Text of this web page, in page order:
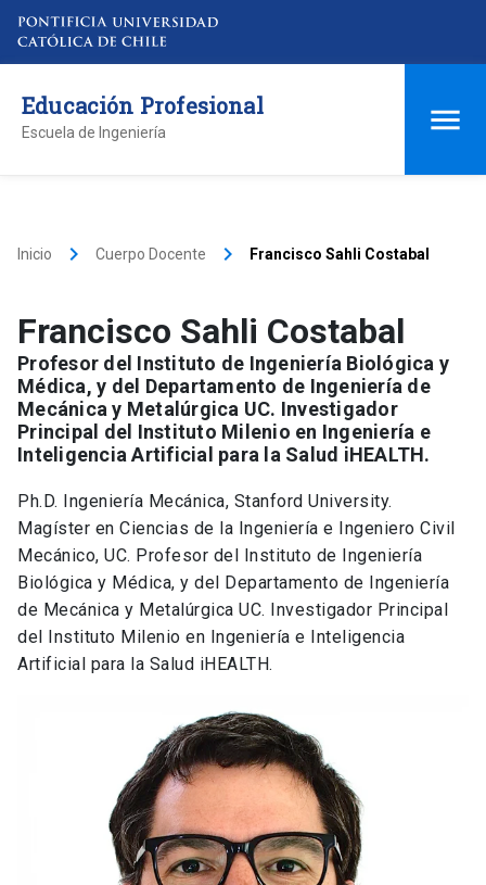
Educación Profesional
Escuela de Ingeniería
Inicio keyboard_arrow_right Cuerpo Docente keyboard_arrow_right Francisco Sahli Costabal
Francisco Sahli Costabal
Profesor del Instituto de Ingeniería Biológica y
Médica, y del Departamento de Ingeniería de
Mecánica y Metalúrgica UC. Investigador
Principal del Instituto Milenio en Ingeniería e
Inteligencia Artificial para la Salud iHEALTH.
Ph.D. Ingeniería Mecánica, Stanford University.
Magíster en Ciencias de la Ingeniería e Ingeniero Civil
Mecánico, UC. Profesor del Instituto de Ingeniería
Biológica y Médica, y del Departamento de Ingeniería
de Mecánica y Metalúrgica UC. Investigador Principal
del Instituto Milenio en Ingeniería e Inteligencia
Artificial para la Salud iHEALTH.